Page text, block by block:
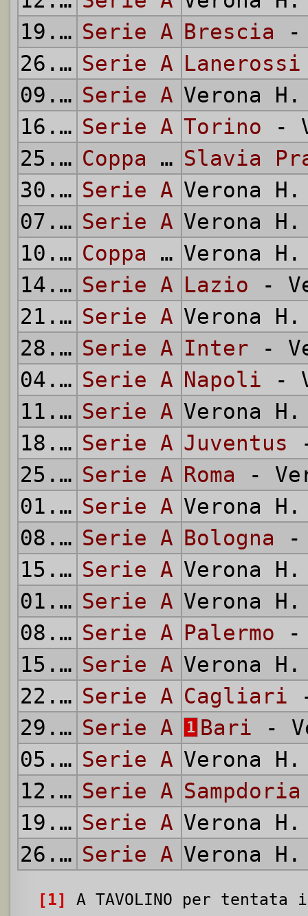
19.10.
1969
Serie A Brescia -
26.10.
1969
Serie A
09.11.
1969
Serie A Verona
16.11.
1969
Serie A Torino -
25.11.
1969 Coppa Mitropa Slavia
30.11.
1969
Serie A Verona
07.12.
1969
Serie A Verona
10.12.
1969 Coppa Mitropa Verona
14.12.
1969
Serie A Lazio -
21.12.
1969
Serie A Verona
28.12.
1969
Serie A Inter -
04.01.
1970
Serie A Napoli -
11.01.
1970
Serie A Verona
18.01.
1970
Serie A Juventus
25.01.
1970
Serie A Roma -
01.02.
1970
Serie A Verona
08.02.
1970
Serie A Bologna -
15.02.
1970
Serie A Verona
01.03.
1970
Serie A Verona
08.03.
1970
Serie A Palermo -
15.03.
1970
Serie A Verona
22.03.
1970
Serie A Cagliari
29.03.
1970
Serie A 1 Bari -
05.04.
1970
Serie A Verona
12.04.
1970
Serie A Sampdoria
19.04.
1970
Serie A Verona
26.04.
1970
Serie A Verona
[1]
A TAVOLINO per tentata